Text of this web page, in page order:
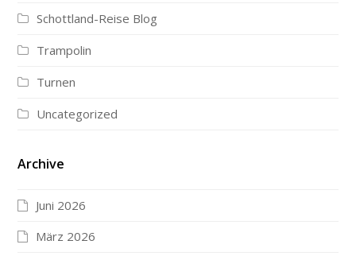
Schottland-Reise Blog
Trampolin
Turnen
Uncategorized
Archive
Juni 2026
März 2026